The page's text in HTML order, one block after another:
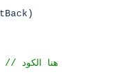
// الكود هنا